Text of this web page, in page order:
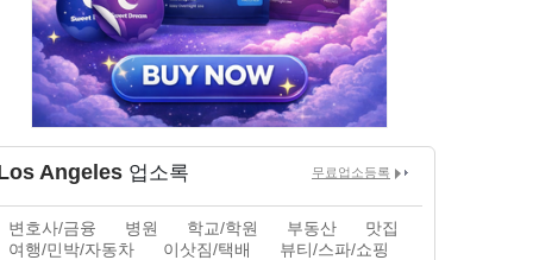
Angeles 업소록 무료업소등록
변호사/금융 병원 학교/학원 부동산
맛집
여행/민박/자동차
이삿짐/택배
뷰티/스파/쇼핑